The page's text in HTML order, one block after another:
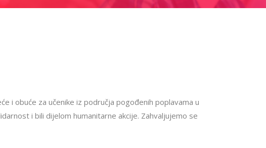
i obuće za učenike iz područja pogođenih poplavama u
i bili dijelom humanitarne akcije. Zahvaljujemo se